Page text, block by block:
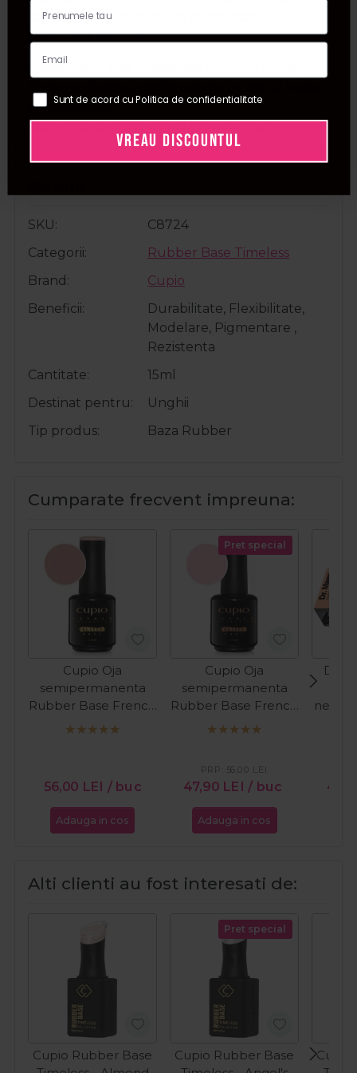
sau foarte ridicate pot cauza sedimentarea
pigmentului de culoare.
sunt originale.
Declaratie de conformitate ProCosmetic.
SKU
C8724
Categorii
Rubber Base Timeless
Brand
Cupio
Beneficii
Durabilitate, Flexibilitate,
Modelare, Pigmentare ,
Rezistenta
Cantitate
15ml
Destinat pentru
Unghii
Tip produs
Baza Rubber
Cumparate frecvent impreuna:
Cupio Oja
semipermanenta
Rubber Base French
Collection - Soft
56,00 LEI / buc
Adauga in cos
Pret special
Cupio Oja
semipermanenta
Rubber Base French
Collection - Blush
47,90 LEI / buc
PRP: 56,00 LEI
Adauga in cos
Dr.
negre
Alti clienti au fost interesati de:
Cupio Rubber Base
Pret special
Cupio Rubber Base
Cupio
Sunt de acord cu Politica de confidentialitate
VREAU DISCOUNTUL